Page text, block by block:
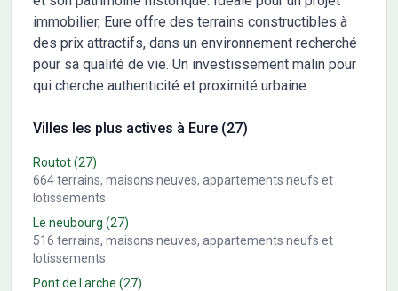
immobilier, Eure offre des terrains constructibles à
des prix attractifs, dans un environnement recherché
pour sa qualité de vie. Un investissement malin pour
qui cherche authenticité et proximité urbaine.
Villes les plus actives à Eure (27)
Routot(27)
664terrains, maisons neuves, appartements neufs et
lotissements
Le neubourg (27)
516 terrains, maisons neuves, appartements neufs et
lotissements
Pont de l arche (27)